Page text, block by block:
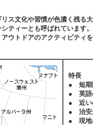
ス文化や習慣が色濃く残る
ティーとも呼ばれています
ウトドアのアクティビティ
特長
● 短期
● 英語
● 近い
● 治安
● 現地